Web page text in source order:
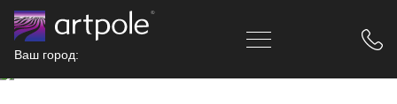
Ваш город: